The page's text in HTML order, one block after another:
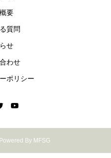
要
質問
せ
わせ
ポリシー
By MFSG